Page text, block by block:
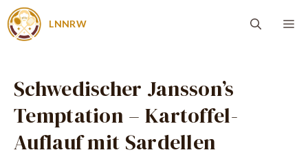
Zum
Inhalt
LNNRW
Schwedischer Jansson’s
Temptation – Kartoffel-
Auflauf mit Sardellen